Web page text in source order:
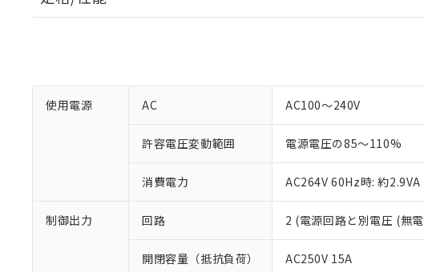
使用電源 AC AC100～240V
許容電圧変動範囲 電源電圧の85～110%
消費電力 AC264V 60Hz時: 約2.9VA
制御出力 回路 2 (電源回路と別電圧 (無
開閉容量（抵抗負荷） AC250V 15A